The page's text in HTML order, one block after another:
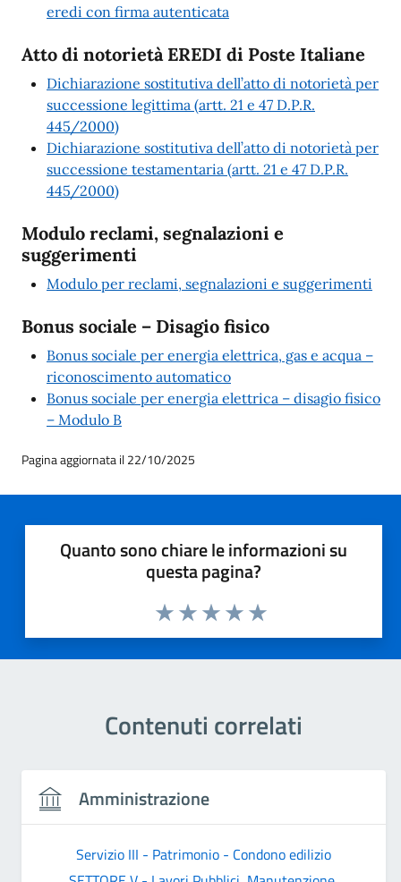
eredi con firma autenticata
Atto di notorietà EREDI di Poste Italiane
Dichiarazione sostitutiva dell’atto di notorietà per
successione legittima (artt. 21 e 47 D.P.R.
445/2000)
Dichiarazione sostitutiva dell’atto di notorietà per
successione testamentaria (artt. 21 e 47 D.P.R.
445/2000)
Modulo reclami, segnalazioni e
suggerimenti
Modulo per reclami, segnalazioni e suggerimenti
Bonus sociale – Disagio fisico
Bonus sociale per energia elettrica, gas e acqua –
riconoscimento automatico
Bonus sociale per energia elettrica – disagio fisico
– Modulo B
Pagina aggiornata il 22/10/2025
Quanto sono chiare le informazioni su
questa pagina?
Valuta 5 stelle su 5
Valuta 4 stelle su 5
Valuta 3 stelle su 5
Valuta 2 stelle su 5
Valuta 1 stelle su 5
Contenuti correlati
Amministrazione
Servizio III - Patrimonio - Condono edilizio